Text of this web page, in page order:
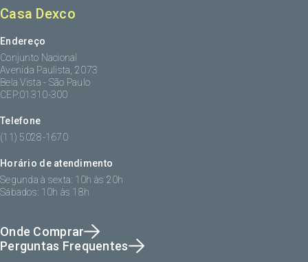
Casa Dexco
Endereço
Conjunto Nacional
Avenida Paulista, 2073
Bela Vista - São Paulo
CEP:01310-300
Telefone
(11) 5028-1670
Horário de atendimento
Segunda à sexta: 10h às 20h
Sábados: 10h às 18h
Onde Comprar
Perguntas Frequentes